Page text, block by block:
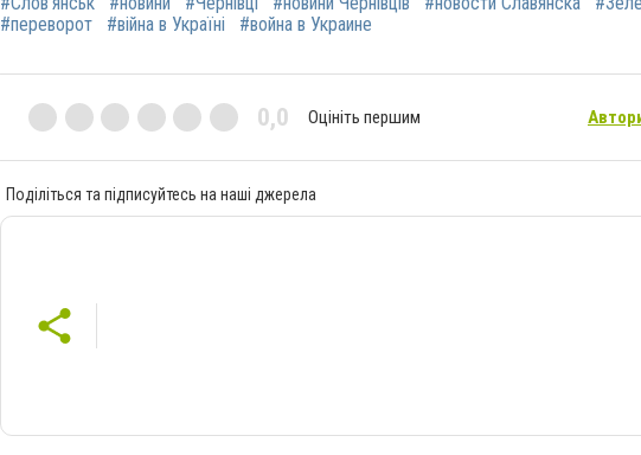
#переворот
#війна в Україні #война в Украине
0,0 Оцініть першим
Поділіться та підписуйтесь на наші джерела